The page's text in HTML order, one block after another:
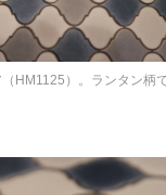
HM1125）。ランタン柄で